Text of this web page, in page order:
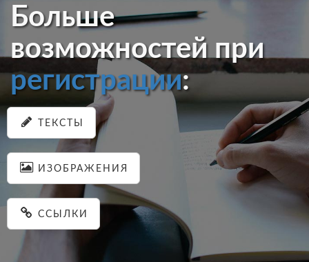
Больше
возможностей при
регистрации:
ТЕКСТЫ
ИЗОБРАЖЕНИЯ
ССЫЛКИ